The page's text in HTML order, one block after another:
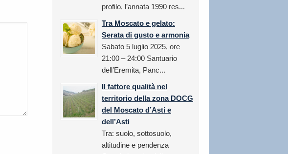
profilo, l’annata 1990 res...
Tra Moscato e gelato:
Serata di gusto e armonia
Sabato 5 luglio 2025, ore
21:00 – 24:00 Santuario
dell’Eremita, Panc...
Il fattore qualità nel
territorio della zona DOCG
del Moscato d’Asti e
dell’Asti
Tra: suolo, sottosuolo,
altitudine e pendenza